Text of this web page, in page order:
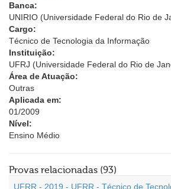
Banca:
UNIRIO (Universidade Federal do Rio de
Cargo:
Técnico de Tecnologia da Informação
Instituição:
UFRJ (Universidade Federal do Rio de
Área de Atuação:
Outras
Aplicada em:
01/2009
Nível:
Ensino Médio
Provas relacionadas (93)
UFRR - 2019 - UFRR - Técnico de